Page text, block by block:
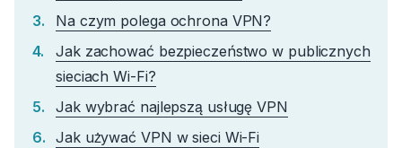
Na czym polega ochrona VPN?
Jak zachować bezpieczeństwo w publicznych
sieciach Wi-Fi?
Jak wybrać najlepszą usługę VPN
Jak używać VPN w sieci Wi-Fi